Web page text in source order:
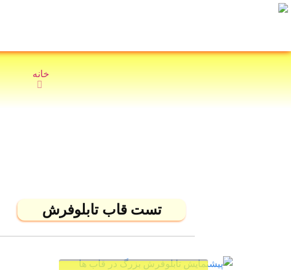
Skip
خانه
تست قاب تابلوفرش